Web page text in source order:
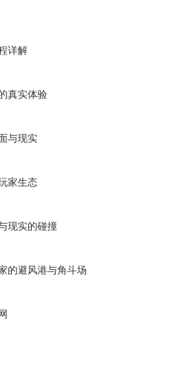
详解
真实体验
与现实
家生态
现实的碰撞
的避风港与角斗场